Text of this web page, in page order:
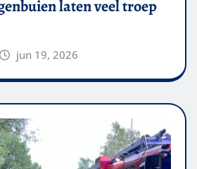
laten veel troep
jun 19, 2026